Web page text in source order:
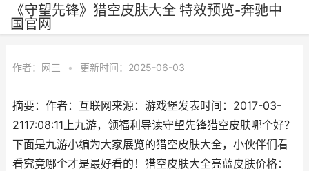
《守望先锋》猎空皮肤大全 特效预览-奔驰中
国官网
作者： 网三 • 更新时间：2025-06-03
摘要：作者：互联网来源：游戏堡发表时间：2017-03-
2117:08:11上九游，领福利导读守望先锋猎空皮肤哪个好？
下面是九游小编为大家展览的猎空皮肤大全，小伙伴们看
看究竟哪个才是最好看的！猎空皮肤大全亮蓝皮肤价格：